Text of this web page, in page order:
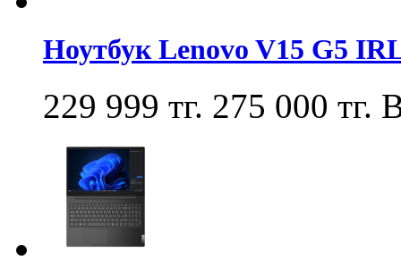
Ноутбук Lenovo V15 G5
229 999 тг. 275 000 тг.